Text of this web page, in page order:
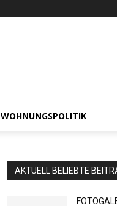
WOHNUNGSPOLITIK
AKTUELL BELIEBTE